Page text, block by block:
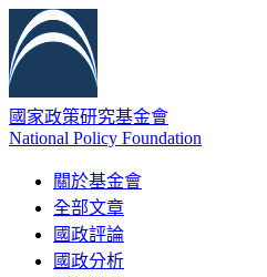
國家政策研究基金會
National Policy Foundation
關於基金會
全部文章
國政評論
國政分析